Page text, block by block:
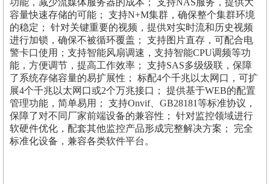
容量快速存储的可能； 支持N+M集群，确保整个集群环境
的稳定； 针对关键重要的视频，提供对实时流和历史视频
进行加锁，确保不被循环覆盖； 支持图片直存，可配合电
警卡口使用；支持智能风扇调速，支持智能CPU调频等功
能，方便调节，提高工作效率； 支持SAS多级级联，保障
了系统存储容量的易扩展性； 标配4个千兆以太网口，可扩
展4个千兆以太网口或2个万兆接口； 提供基于WEB的配置
管理功能，简单易用； 支持Onvif、GB28181等标准协议，
保障了对不同厂家前端设备的兼容性； 针对监控领域进行
软硬件优化，配套其他监控产品形成完整解决方案； 完全
标准化设备，兼容各类软件平台。